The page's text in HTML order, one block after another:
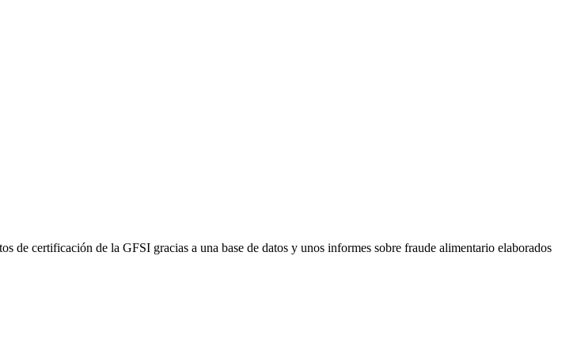
de certificación de la GFSI gracias a una base de datos y unos informes sobre fraude alimentario elaborados